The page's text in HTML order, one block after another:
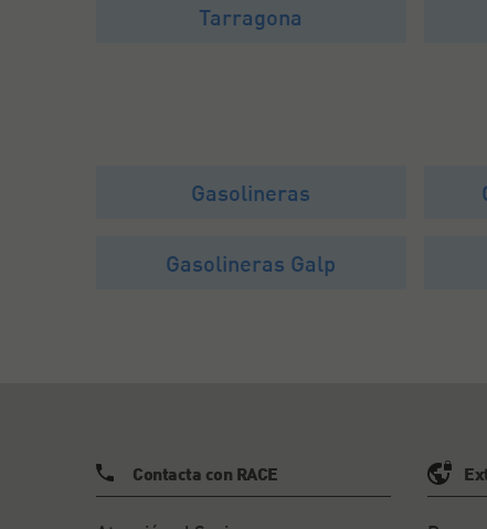
Tarragona
Gasolineras
Gasolineras Galp
Contacta con RACE